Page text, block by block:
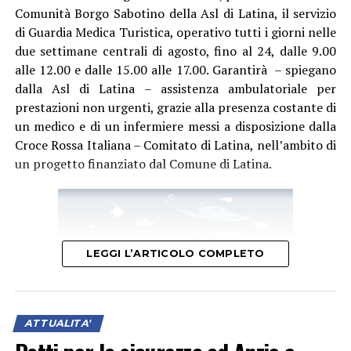
Comunità Borgo Sabotino della Asl di Latina, il servizio
di Guardia Medica Turistica, operativo tutti i giorni nelle
due settimane centrali di agosto, fino al 24, dalle 9.00
alle 12.00 e dalle 15.00 alle 17.00. Garantirà – spiegano
dalla Asl di Latina – assistenza ambulatoriale per
prestazioni non urgenti, grazie alla presenza costante di
un medico e di un infermiere messi a disposizione dalla
Croce Rossa Italiana – Comitato di Latina, nell’ambito di
un progetto finanziato dal Comune di Latina.
LEGGI L’ARTICOLO COMPLETO
ATTUALITA'